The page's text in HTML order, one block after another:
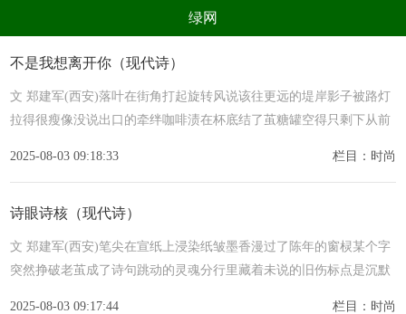
绿网
组织 养生
生态 美食 健康 教育
亲子 电器 数码 旅游
时尚 新能源
不是我想离开你（现代诗）
文 郑建军(西安)落叶在街角打起旋转风说该往更远的堤岸影子被路灯
拉得很瘦像没说出口的牵绊咖啡渍在杯底结了茧糖罐空得只剩下从前
2025-08-03 09:18:33
栏目：时尚
诗眼诗核（现代诗）
文 郑建军(西安)笔尖在宣纸上浸染纸皱墨香漫过了陈年的窗棂某个字
突然挣破老茧成了诗句跳动的灵魂分行里藏着未说的旧伤标点是沉默
2025-08-03 09:17:44
栏目：时尚